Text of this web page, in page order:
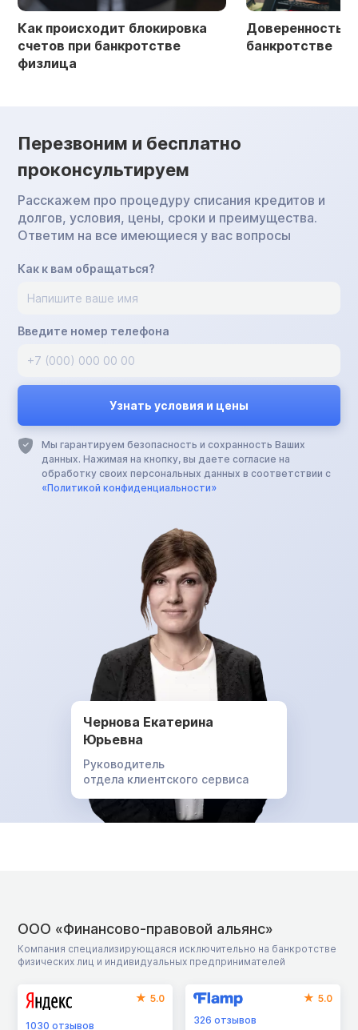
Как происходит блокировка
счетов при банкротстве
физлица
Доверенность
банкротстве
Перезвоним и бесплатно
проконсультируем
Расскажем про процедуру списания кредитов и
долгов, условия, цены, сроки и преимущества.
Ответим на все имеющиеся у вас вопросы
Как к вам обращаться?
Введите номер телефона
Мы гарантируем безопасность и сохранность Ваших
данных. Нажимая на кнопку, вы даете согласие на
обработку своих персональных данных в соответствии с
«Политикой конфиденциальности»
Чернова Екатерина
Юрьевна
Руководитель
отдела клиентского сервиса
ООО «Финансово-правовой альянс»
Компания специализирующаяся исключительно на банкротстве
физических лиц и индивидуальных предпринимателей
5.0
1030 отзывов
5.0
326отзывов